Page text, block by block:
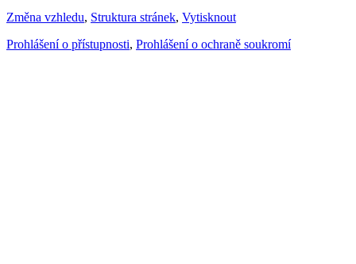
Změna vzhledu, Struktura stránek, Vytisknout
Prohlášení o přístupnosti, Prohlášení o ochraně soukromí